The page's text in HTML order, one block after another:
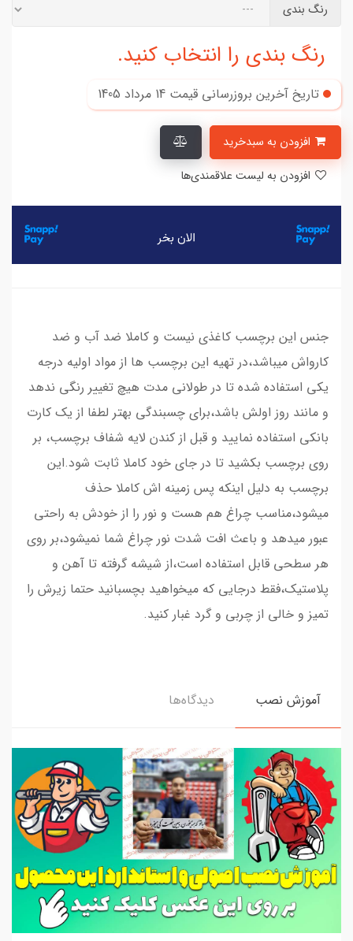
رنگ بندی
رنگ بندی را انتخاب کنید.
تاریخ آخرین بروزرسانی قیمت 14 مرداد 1405
جنس این برچسب کاغذی نیست و کاملا ضد آب و ضد
کارواش میباشد،در تهیه این برچسب ها از مواد اولیه درجه
یکی استفاده شده تا در طولانی مدت هیچ تغییر رنگی ندهد
و مانند روز اولش باشد،برای چسبندگی بهتر لطفا از یک کارت
بانکی استفاده نمایید و قبل از کندن لایه شفاف برچسب، بر
روی برچسب بکشید تا در جای خود کاملا ثابت شود.این
برچسب به دلیل اینکه پس زمینه اش کاملا حذف
میشود،مناسب چراغ هم هست و نور را از خودش به راحتی
عبور میدهد و باعث افت شدت نور چراغ شما نمیشود،بر روی
هر سطحی قابل استفاده است،از شیشه گرفته تا آهن و
پلاستیک،فقط درجایی که میخواهید بچسبانید حتما زیرش را
تمیز و خالی از چربی و گرد غبار کنید.
آموزش نصب دیدگاه‌ها